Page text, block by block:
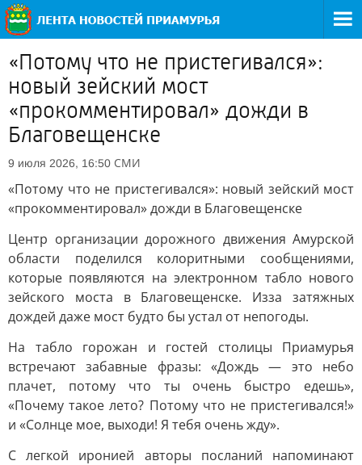
«Потому что не пристегивался»:
новый зейский мост
«прокомментировал» дожди в
Благовещенске
9 июля 2026, 16:50 СМИ
«Потому что не пристегивался»: новый зейский мост
«прокомментировал» дожди в Благовещенске
Центр организации дорожного движения Амурской
области поделился колоритными сообщениями,
которые появляются на электронном табло нового
зейского моста в Благовещенске. Изза затяжных
дождей даже мост будто бы устал от непогоды.
На табло горожан и гостей столицы Приамурья
встречают забавные фразы: «Дождь — это небо
плачет, потому что ты очень быстро едешь»,
«Почему такое лето? Потому что не пристегивался!»
и «Солнце мое, выходи! Я тебя очень жду».
С легкой иронией авторы посланий напоминают